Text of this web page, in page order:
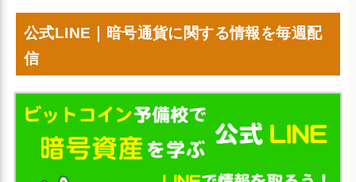
公式LINE｜暗号通貨に関する情報を毎週配
信